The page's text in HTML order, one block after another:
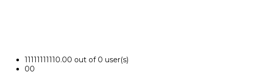
11111111110.00 out of 0 user(s)
00